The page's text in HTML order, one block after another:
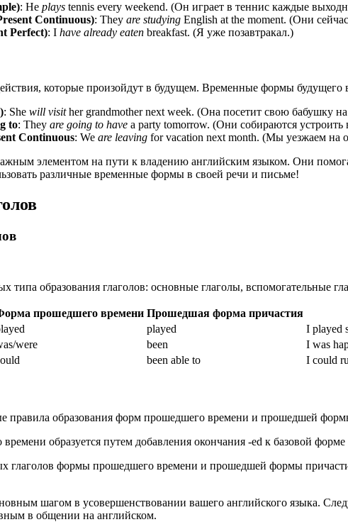
: He plays tennis every weekend. (Он играет в теннис каждые
Continuous): They are studying English at the moment. (Они
Perfect): I have already eaten breakfast. (Я уже позавтракал.)
которые произойдут в будущем. Временные формы
: She will visither grandmother next week. (Она посетит свою бабушку
to: They are going to have a party tomorrow. (Они собираются устроить
Continuous: We are leaving for vacation next month. (Мы уезжаем на
элементом на пути к владению английским языком. Они
различные временные формы в своей речи и письме!
типа образования глаголов: основные глаголы, вспомогательные
прошедшего времени Прошедшая форма причастия
played
I played
were been
I was
been able to I could
правила образования форм прошедшего времени и прошедшей
образуется путем добавления окончания -ed к базовой
глаголов формы прошедшего времени и прошедшей формы
шагом в усовершенствовании вашего английского языка.
в общении на английском.